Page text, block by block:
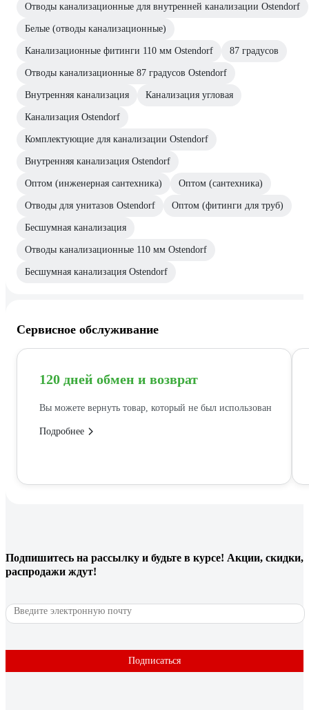
Отводы канализационные для внутренней канализации Ostendorf
Белые (отводы канализационные)
Канализационные фитинги 110 мм Ostendorf 87 градусов
Отводы канализационные 87 градусов Ostendorf
Внутренняя канализация Канализация угловая
Канализация Ostendorf
Комплектующие для канализации Ostendorf
Внутренняя канализация Ostendorf
Оптом (инженерная сантехника) Оптом (сантехника)
Отводы для унитазов Ostendorf Оптом (фитинги для труб)
Бесшумная канализация
Отводы канализационные 110 мм Ostendorf
Бесшумная канализация Ostendorf
Сервисное обслуживание
120 дней обмен и возврат
Вы можете вернуть товар, который не был использован
Подробнее
Подпишитесь на рассылку и будьте в курсе! Акции, скидки,
распродажи ждут!
Подписаться